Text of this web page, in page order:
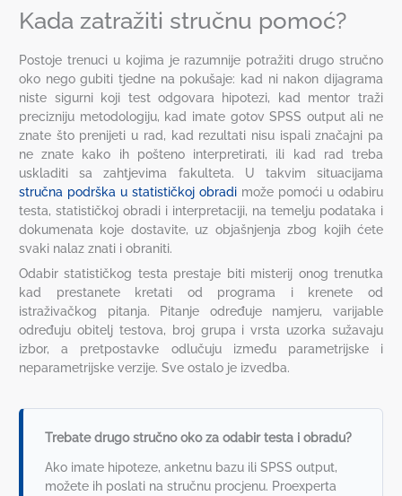
Kada zatražiti stručnu pomoć?
Postoje trenuci u kojima je razumnije potražiti drugo stručno
oko nego gubiti tjedne na pokušaje: kad ni nakon dijagrama
niste sigurni koji test odgovara hipotezi, kad mentor traži
precizniju metodologiju, kad imate gotov SPSS output ali ne
znate što prenijeti u rad, kad rezultati nisu ispali značajni pa
ne znate kako ih pošteno interpretirati, ili kad rad treba
uskladiti sa zahtjevima fakulteta. U takvim situacijama
stručna podrška u statističkoj obradi može pomoći u odabiru
testa, statističkoj obradi i interpretaciji, na temelju podataka i
dokumenata koje dostavite, uz objašnjenja zbog kojih ćete
svaki nalaz znati i obraniti.
Odabir statističkog testa prestaje biti misterij onog trenutka
kad prestanete kretati od programa i krenete od
istraživačkog pitanja. Pitanje određuje namjeru, varijable
određuju obitelj testova, broj grupa i vrsta uzorka sužavaju
izbor, a pretpostavke odlučuju između parametrijske i
neparametrijske verzije. Sve ostalo je izvedba.
Trebate drugo stručno oko za odabir testa i obradu?
Ako imate hipoteze, anketnu bazu ili SPSS output,
možete ih poslati na stručnu procjenu. Proexperta